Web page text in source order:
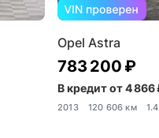
Opel Astra
783 200 ₽
В кредит от 4 866
2013 120 606 км